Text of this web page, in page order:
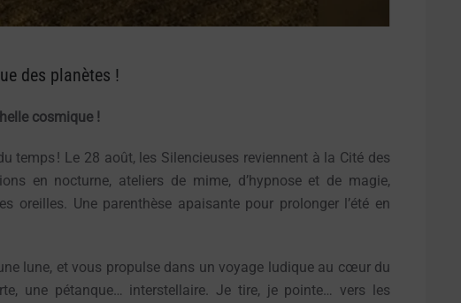
des planètes !
cosmique !
temps ! Le 28 août, les Silencieuses reviennent à la Cité des
en nocturne, ateliers de mime, d’hypnose et de magie,
oreilles. Une parenthèse apaisante pour prolonger l’été en
lune, et vous propulse dans un voyage ludique au cœur du
une pétanque… interstellaire. Je tire, je pointe… vers les